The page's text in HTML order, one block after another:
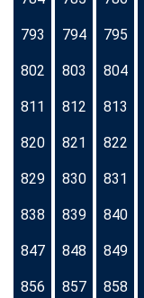
793 794 795
802 803 804
811 812 813
820 821 822
829 830 831
838 839 840
847 848 849
856 857 858